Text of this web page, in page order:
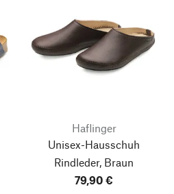
Haflinger
Unisex-Hausschuh
Rindleder, Braun
79,90 €